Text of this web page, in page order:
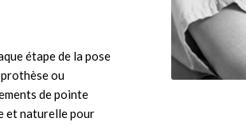
étape de la pose
ou
de pointe
et naturelle pour